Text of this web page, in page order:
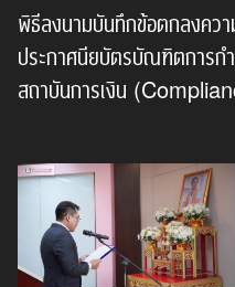
พิธีลงนามบันทึกข้อตกลงควา
ประกาศนียบัตรบัณฑิตการ
สถาบันการเงิน